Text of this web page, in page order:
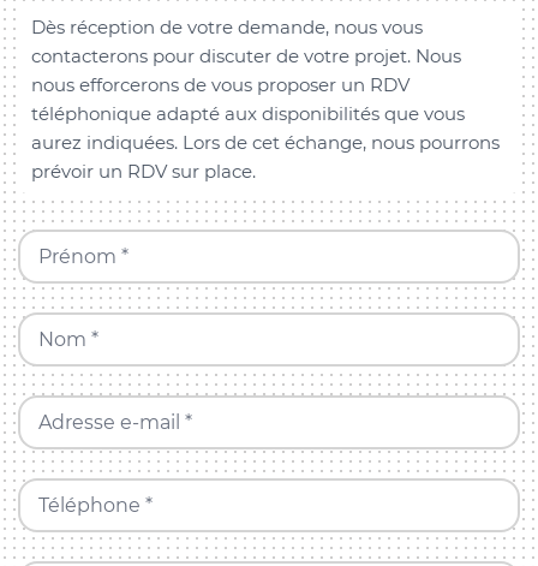
Dès réception de votre demande, nous vous
contacterons pour discuter de votre projet. Nous
nous efforcerons de vous proposer un RDV
téléphonique adapté aux disponibilités que vous
aurez indiquées. Lors de cet échange, nous pourrons
prévoir un RDV sur place.
Prénom *
Nom *
Adresse e-mail *
Téléphone *